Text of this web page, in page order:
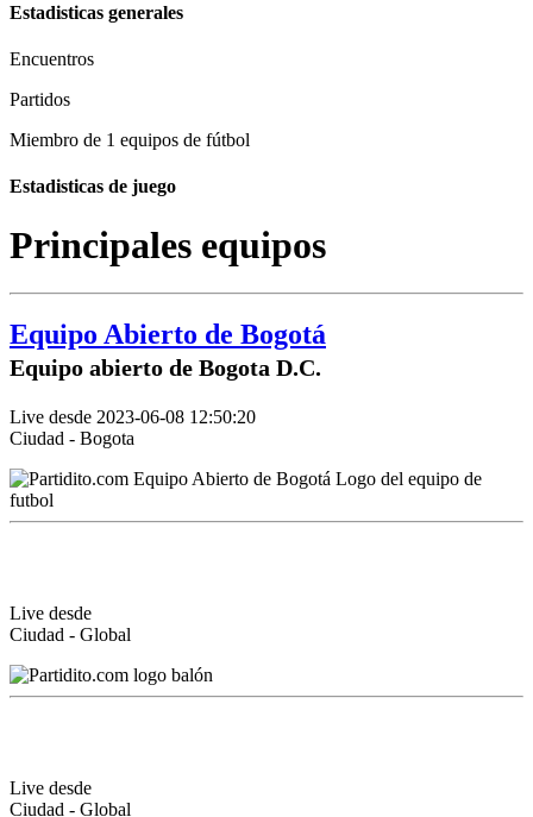
Estadisticas generales
Encuentros
Partidos
Miembro de 1 equipos de fútbol
Estadisticas de juego
Principales equipos
Equipo Abierto de Bogotá
Equipo abierto de Bogota D.C.
Live desde 2023-06-08 12:50:20
Ciudad - Bogota
Live desde
Ciudad - Global
Live desde
Ciudad - Global